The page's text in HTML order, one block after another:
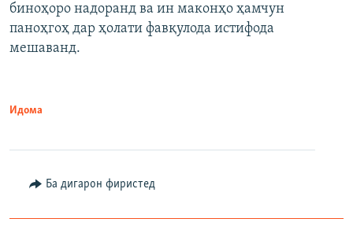
биноҳоро надоранд ва ин маконҳо ҳамчун
паноҳгоҳ дар ҳолати фавқулода истифода
мешаванд.
Идома
Ба дигарон фиристед